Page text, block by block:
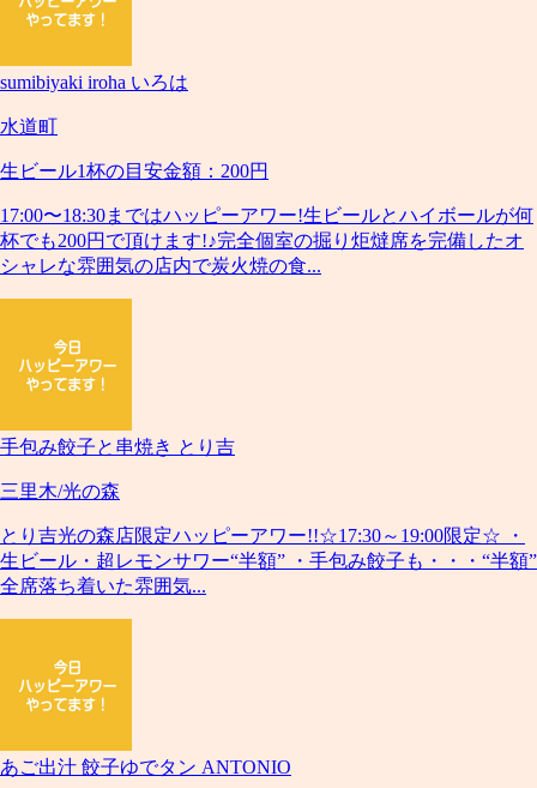
sumibiyaki iroha いろは
水道町
生ビール1杯の目安金額：200円
17:00〜18:30まではハッピーアワー!生ビールとハイボールが何
杯でも200円で頂けます!♪完全個室の掘り炬燵席を完備したオ
シャレな雰囲気の店内で炭火焼の食...
手包み餃子と串焼き とり吉
三里木/光の森
とり吉光の森店限定ハッピーアワー!!☆17:30～19:00限定☆ ・
生ビール・超レモンサワー“半額” ・手包み餃子も・・・“半額”
全席落ち着いた雰囲気...
あご出汁 餃子ゆでタン ANTONIO